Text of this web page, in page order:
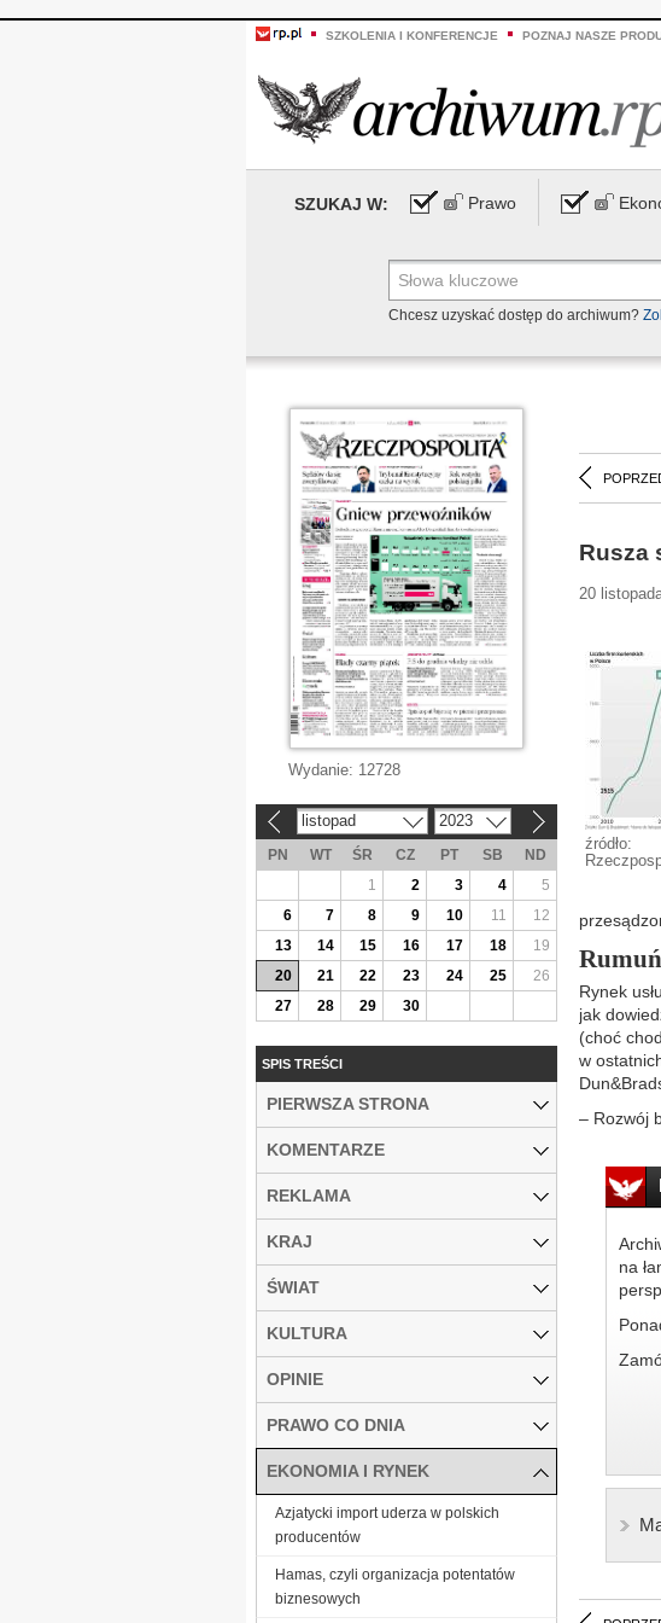
SZKOLENIA I KONFERENCJE POZNAJ NASZE
SZUKAJ W: Prawo
Chcesz uzyskać dostęp do archiwum?
Rusza
20
źródło:
Rynek
jak
(choć
w
– Rozwój
na
Wydanie: 12728
listopad 2023
PN WT ŚR CZ PT SB
ND
1
2 3 4
5
6
7 8 9 10 11
12
13
14 15 16 17 18
19
20
21 22 23 24 25
26
27
28 29 30
SPIS TREŚCI
PIERWSZA STRONA
KOMENTARZE
REKLAMA
KRAJ
ŚWIAT
KULTURA
OPINIE
PRAWO CO DNIA
EKONOMIA I RYNEK
Azjatycki import uderza w polskich
producentów
Hamas, czyli organizacja potentatów
biznesowych